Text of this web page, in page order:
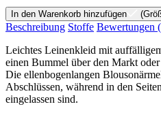
In den Warenkorb hinzufügen
Beschreibung Stoffe Bewertungen
Leichtes Leinenkleid mit
einen Bummel über den Markt
Die ellenbogenlangen
Abschlüssen, während in den
eingelassen sind.